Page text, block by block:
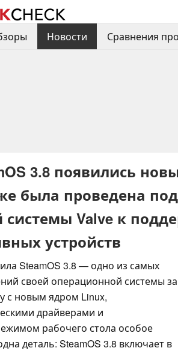
Новости Сравнения
3.8 появились
была проведена
Valve к
устройств
SteamOS 3.8 — одно из самых
своей операционной системы за
с новым ядром Linux,
драйверами и
рабочего стола особое
деталь: SteamOS 3.8 включает в